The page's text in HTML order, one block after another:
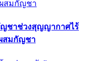
ญชาช่วงสุญญากาศไร้
สมกัญชา